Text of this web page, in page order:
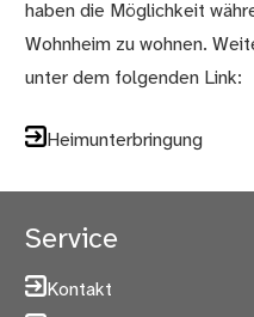
haben die Möglichkeit
Wohnheim zu wohnen.
unter dem folgenden Link:
Heimunterbringung
Service
Kontakt